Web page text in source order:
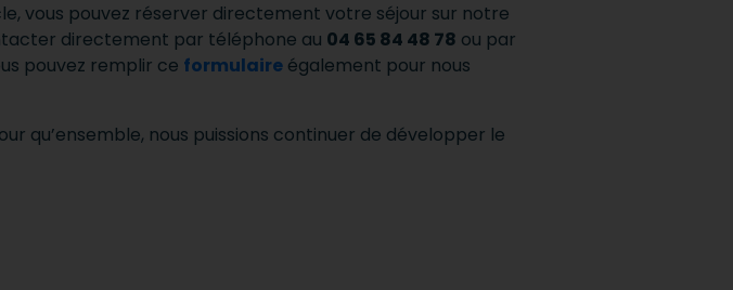
vous pouvez réserver directement votre séjour sur notre
directement par téléphone au 04 65 84 48 78 ou par
pouvez remplir ce formulaire également pour nous
qu’ensemble, nous puissions continuer de développer le